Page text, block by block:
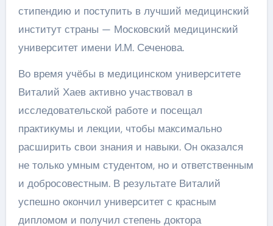
стипендию и поступить в лучший медицинский
институт страны — Московский медицинский
университет имени И.М. Сеченова.
Во время учёбы в медицинском университете
Виталий Хаев активно участвовал в
исследовательской работе и посещал
практикумы и лекции, чтобы максимально
расширить свои знания и навыки. Он оказался
не только умным студентом, но и ответственным
и добросовестным. В результате Виталий
успешно окончил университет с красным
дипломом и получил степень доктора